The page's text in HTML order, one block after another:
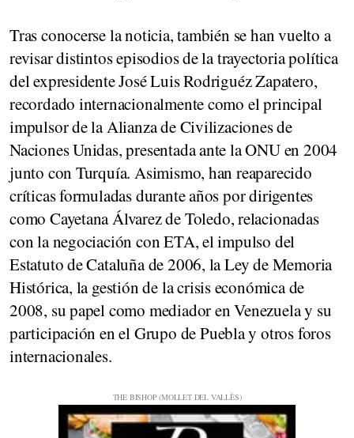
Tras conocerse la noticia, también se han vuelto a
revisar distintos episodios de la trayectoria política
del expresidente José Luis Rodriguéz Zapatero,
recordado internacionalmente como el principal
impulsor de laAlianza de Civilizacionesde
Naciones Unidas, presentada ante la ONU en 2004
junto con Turquía. Asimismo, han reaparecido
críticas formuladas durante años por dirigentes
como Cayetana Álvarez de Toledo, relacionadas
con lanegociación con ETA, el impulso del
Estatuto de Cataluña de 2006, laLey de Memoria
Histórica, lagestión de la crisis económica de
2008, su papel como mediador en Venezuelay su
participación en el Grupo de Pueblay otros foros
internacionales.